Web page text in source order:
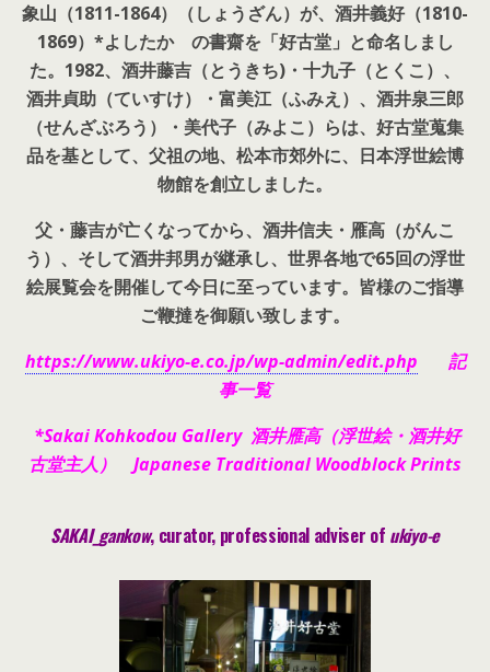
象山（1811-1864）（しょうざん）が、酒井義好（1810-
1869）*よしたか の書齋を「好古堂」と命名しまし
た。 1982、酒井藤吉（とうきち)・十九子（とくこ）、
酒井貞助（ていすけ）・富美江（ふみえ）、酒井泉三郎
（せんざぶろう）・美代子（みよこ）らは、好古堂蒐集
品を基として、父祖の地、松本市郊外に、日本浮世絵博
物館を創立しました。
父・藤吉が亡くなってから、酒井信夫・雁高（がんこ
う）、そして酒井邦男が継承し、世界各地で65回の浮世
絵展覧会を開催して今日に至っています。皆様のご指導
ご鞭撻を御願い致します。
https://www.ukiyo-e.co.jp/wp-admin/edit.php 記
事一覧
*Sakai Kohkodou Gallery 酒井雁高（浮世絵・酒井好
古堂主人） Japanese Traditional Woodblock Prints
SAKAI_gankow, curator, professional adviser of ukiyo-e